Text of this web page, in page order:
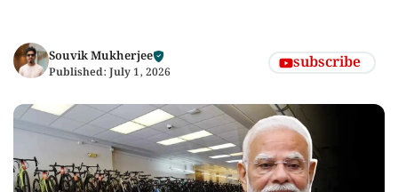
Souvik Mukherjee
Published: July 1, 2026 subscribe